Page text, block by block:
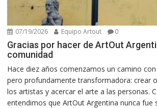
07/19/2026 Equipo Artout 0
Gracias por hacer de ArtOut
comunidad
Hace diez años comenzamos un camino
pero profundamente transformadora: crear
los artistas y acercar el arte a las personas.
entendimos que ArtOut Argentina nunca fue